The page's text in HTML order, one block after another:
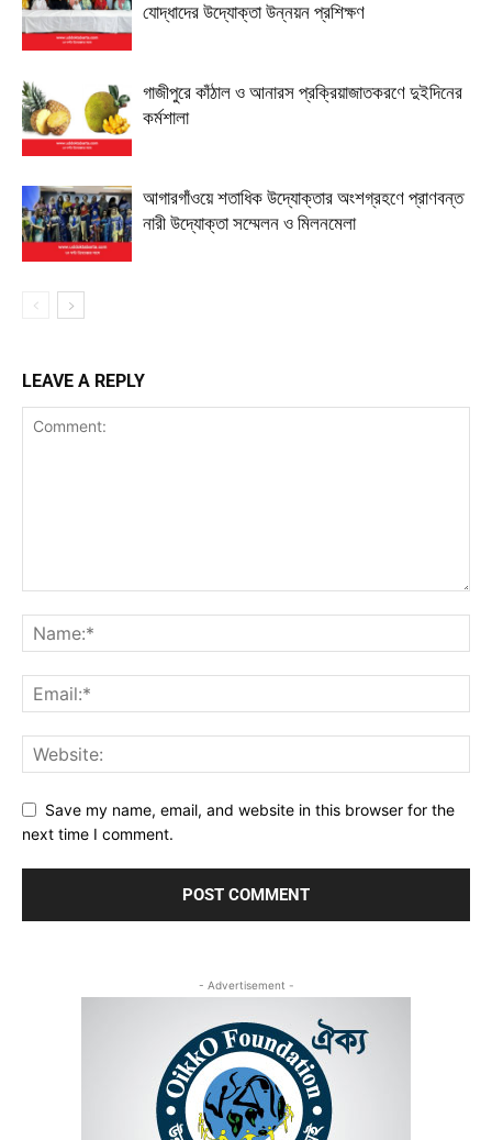
যোদ্ধাদের উদ্যোক্তা উন্নয়ন প্রশিক্ষণ
গাজীপুরে কাঁঠাল ও আনারস প্রক্রিয়াজাতকরণে দুইদিনের
কর্মশালা
আগারগাঁওয়ে শতাধিক উদ্যোক্তার অংশগ্রহণে প্রাণবন্ত
নারী উদ্যোক্তা সম্মেলন ও মিলনমেলা
LEAVE A REPLY
Save my name, email, and website in this browser for the
next time I comment.
- Advertisement -